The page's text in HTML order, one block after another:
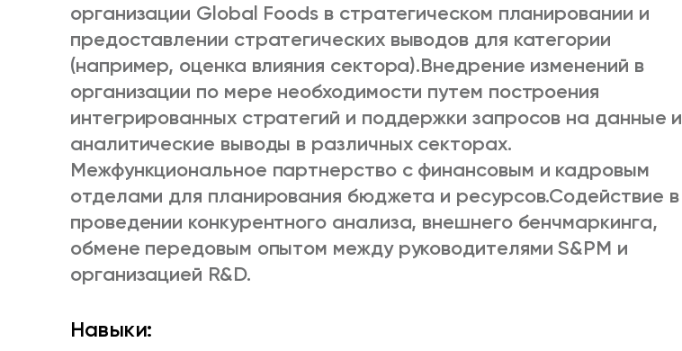
организации Global Foods в стратегическом планировании и
предоставлении стратегических выводов для категории
(например, оценка влияния сектора).Внедрение изменений в
организации по мере необходимости путем построения
интегрированных стратегий и поддержки запросов на данные и
аналитические выводы в различных секторах.
Межфункциональное партнерство с финансовым и кадровым
отделами для планирования бюджета и ресурсов.Содействие в
проведении конкурентного анализа, внешнего бенчмаркинга,
обмене передовым опытом между руководителями S&PM и
организацией R&D.
Навыки: